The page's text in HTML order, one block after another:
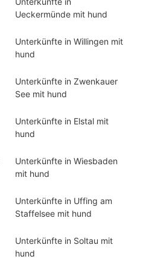
Ueckermünde mit hund
Unterkünfte in Willingen mit
hund
Unterkünfte in Zwenkauer
See mit hund
Unterkünfte in Elstal mit
hund
Unterkünfte in Wiesbaden
mit hund
Unterkünfte in Uffing am
Staffelsee mit hund
Unterkünfte in Soltau mit
hund